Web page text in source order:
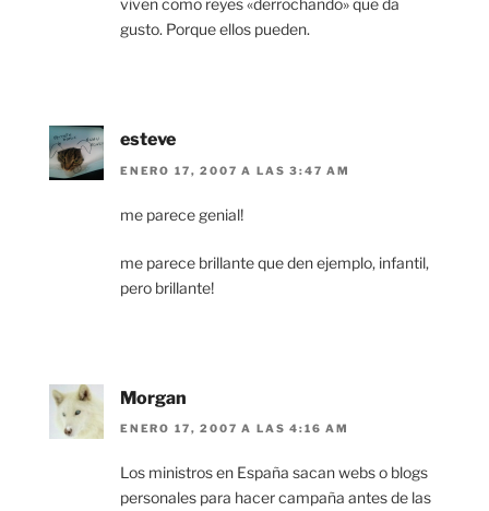
viven como reyes «derrochando» que da
gusto. Porque ellos pueden.
esteve
ENERO 17, 2007 A LAS 3:47 AM
me parece genial!
me parece brillante que den ejemplo, infantil,
pero brillante!
Morgan
ENERO 17, 2007 A LAS 4:16 AM
Los ministros en España sacan webs o blogs
personales para hacer campaña antes de las